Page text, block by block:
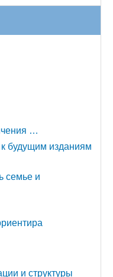
…
будущим изданиям
семье и
и структуры